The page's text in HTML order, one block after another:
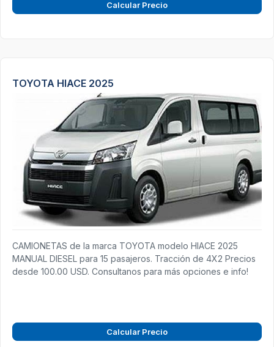
Calcular Precio
TOYOTA HIACE 2025
CAMIONETAS de la marca TOYOTA modelo HIACE 2025
MANUAL DIESEL para 15 pasajeros. Tracción de 4X2 Precios
desde 100.00 USD. Consultanos para más opciones e info!
Calcular Precio